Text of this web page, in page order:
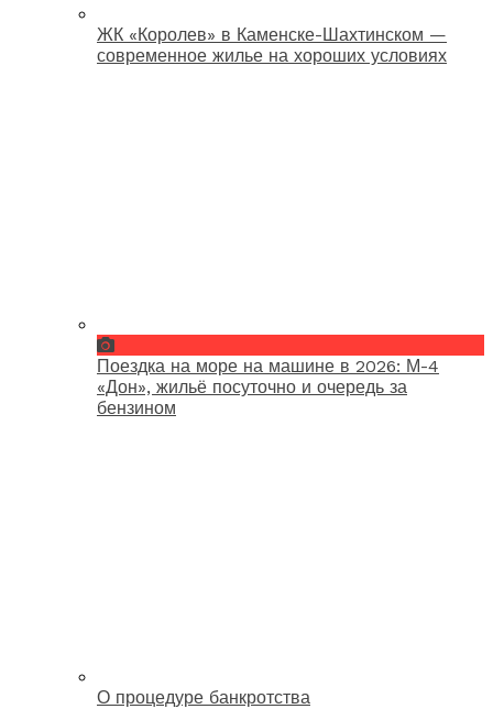
ЖК «Королев» в Каменске-Шахтинском —
современное жилье на хороших условиях
Поездка на море на машине в 2026: М-4
«Дон», жильё посуточно и очередь за
бензином
О процедуре банкротства